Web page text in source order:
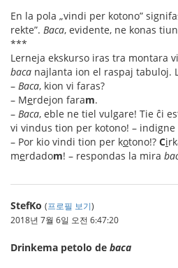
En la pola „vindi per kotono”
rekte”. Baca, evidente, ne konas
***
Lerneja ekskurso iras tra montara
baca najlanta ion el raspaj tabuloj.
– Baca, kion vi faras?
– Merdejon faram.
– Baca, eble ne tiel vulgare! Tie ĉi
vi vindus tion per kotono! –
– Por kio vindi tion per kotono!? Ci
merdadom! – respondas la mira
StefKo (프로필 보기)
2018년 7월 6일 오전 6:47:20
Drinkema petolo de baca